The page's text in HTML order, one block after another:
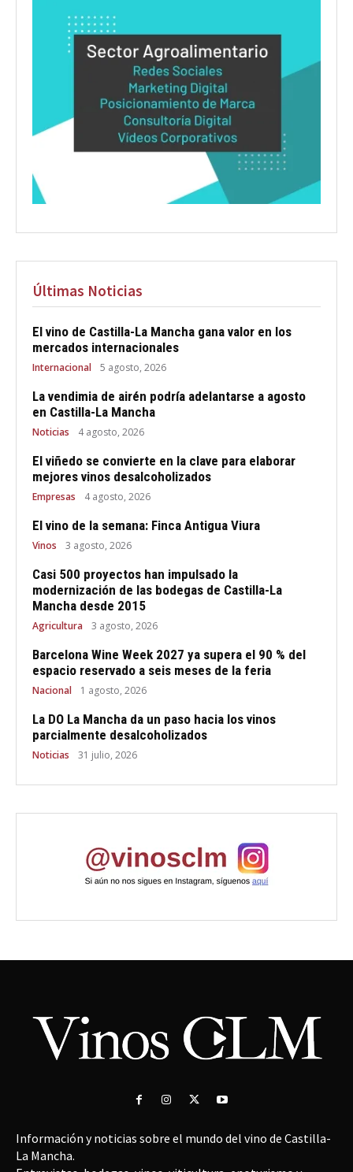
Últimas Noticias
El vino de Castilla-La Mancha gana valor en los
mercados internacionales
Internacional 5 agosto, 2026
La vendimia de airén podría adelantarse a agosto
en Castilla-La Mancha
Noticias 4 agosto, 2026
El viñedo se convierte en la clave para elaborar
mejores vinos desalcoholizados
Empresas 4 agosto, 2026
El vino de la semana: Finca Antigua Viura
Vinos 3 agosto, 2026
Casi 500 proyectos han impulsado la
modernización de las bodegas de Castilla-La
Mancha desde 2015
Agricultura 3 agosto, 2026
Barcelona Wine Week 2027 ya supera el 90 % del
espacio reservado a seis meses de la feria
Nacional 1 agosto, 2026
La DO La Mancha da un paso hacia los vinos
parcialmente desalcoholizados
Noticias 31 julio, 2026
Información y noticias sobre el mundo del vino de Castilla-
La Mancha.